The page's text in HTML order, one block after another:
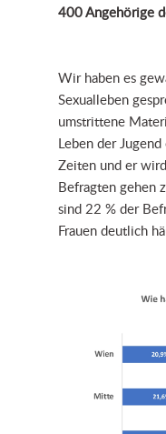
400 Angehörige
Wir haben es
Sexualleben
umstrittene
Leben der
Zeiten und er
Befragten gehen
sind 22 % der
Frauen deutlich